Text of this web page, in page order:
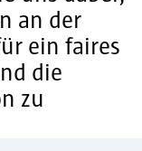
an der
ein faires
die
zu